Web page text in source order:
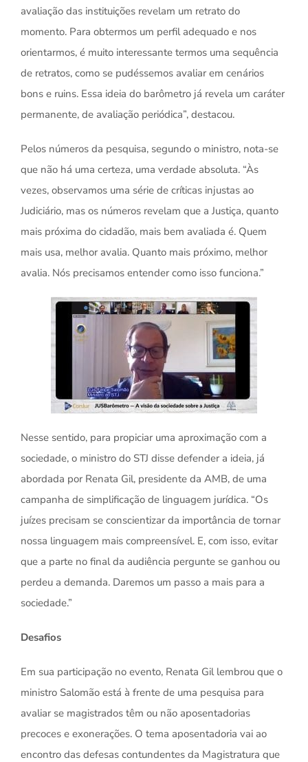
avaliação das instituições revelam um retrato do
momento. Para obtermos um perfil adequado e nos
orientarmos, é muito interessante termos uma sequência
de retratos, como se pudéssemos avaliar em cenários
bons e ruins. Essa ideia do barômetro já revela um caráter
permanente, de avaliação periódica”, destacou.
Pelos números da pesquisa, segundo o ministro, nota-se
que não há uma certeza, uma verdade absoluta. “Às
vezes, observamos uma série de críticas injustas ao
Judiciário, mas os números revelam que a Justiça, quanto
mais próxima do cidadão, mais bem avaliada é. Quem
mais usa, melhor avalia. Quanto mais próximo, melhor
avalia. Nós precisamos entender como isso funciona.”
Nesse sentido, para propiciar uma aproximação com a
sociedade, o ministro do STJ disse defender a ideia, já
abordada por Renata Gil, presidente da AMB, de uma
campanha de simplificação de linguagem jurídica. “Os
juízes precisam se conscientizar da importância de tornar
nossa linguagem mais compreensível. E, com isso, evitar
que a parte no final da audiência pergunte se ganhou ou
perdeu a demanda. Daremos um passo a mais para a
sociedade.”
Desafios
Em sua participação no evento, Renata Gil lembrou que o
ministro Salomão está à frente de uma pesquisa para
avaliar se magistrados têm ou não aposentadorias
precoces e exonerações. O tema aposentadoria vai ao
encontro das defesas contundentes da Magistratura que